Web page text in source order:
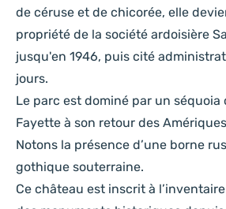
de céruse et de chicorée, elle
propriété de la société ardoisière
jusqu'en 1946, puis cité
jours.
Le parc est dominé par un séquoia
Fayette à son retour des
Notons la présence d’une borne
gothique souterraine.
Ce château est inscrit à